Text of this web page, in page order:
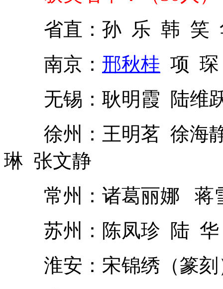
省直：孙 乐 韩 笑
南京： 邢秋桂 项
无锡：耿明霞 陆维
徐州：王明茗 徐海
琳 张文静
常州：诸葛丽娜 蒋
苏州：陈凤珍 陆 华
淮安：宋锦绣（篆刻